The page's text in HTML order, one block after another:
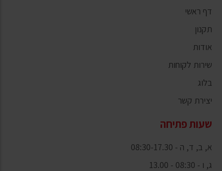
דף ראשי
תקנון
אודות
שירות לקוחות
בלוג
יצירת קשר
שעות פתיחה
א, ב, ד, ה - 08:30-17.30
ג, ו - 08:30 - 13.00